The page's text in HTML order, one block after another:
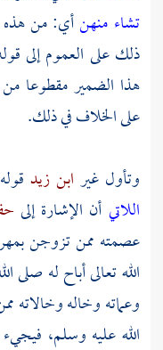
تشاء منهنأي: من هذه
ذلك على العموم إلى
هذا الضمير مقطوعا
على الخلاف في ذلك.
وتأول غير ابن زيد
اللاتي أن الإشارة إلى
عصمته ممن تزوجن
الله تعالى أباح له
وعماته وخاله
الله عليه وسلم،